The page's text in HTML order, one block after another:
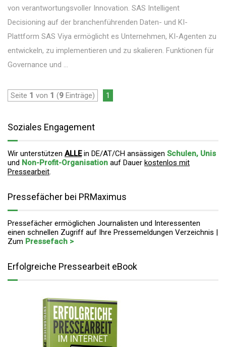
von verantwortungsvoller Innovation. SAS Intelligent
Decisioning auf der branchenführenden Daten- und KI-
Plattform SAS Viya ermöglicht es Unternehmen, KI-Agenten zu
entwickeln, zu implementieren und zu skalieren. Funktionen für
Governance und ...
Seite 1 von 1 (9 Einträge) 1
Soziales Engagement
Wir unterstützen ALLEin DE/AT/CH ansässigen Schulen, Unis
und Non-Profit-Organisation auf Dauer kostenlos mit
Pressearbeit.
Pressefächer bei PRMaximus
Pressefächer ermöglichen Journalisten und Interessenten
einen schnellen Zugriff auf Ihre Pressemeldungen Verzeichnis |
Zum Pressefach >
Erfolgreiche Pressearbeit eBook